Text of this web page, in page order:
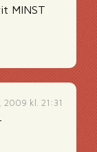
MINST
2009 kl. 21:31